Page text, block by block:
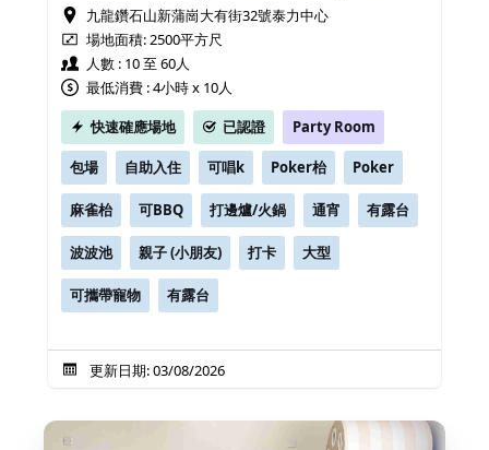
九龍鑽石山新蒲崗大有街32號泰力中心
場地面積: 2500平方尺
人數 : 10 至 60人
最低消費 : 4小時 x 10人
快速確應場地
已認證 Party Room
包場 自助入住 可唱k Poker枱 Poker
麻雀枱 可BBQ 打邊爐/火鍋 通宵 有露台
波波池 親子 (小朋友) 打卡 大型
可攜帶寵物 有露台
更新日期: 03/08/2026